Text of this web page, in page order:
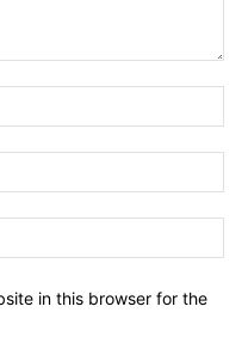
in this browser for the